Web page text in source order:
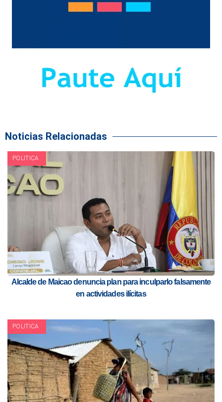
Noticias Relacionadas
POLITICA
Alcalde de Maicao denuncia plan para inculparlo falsamente
en actividades ilícitas
POLITICA